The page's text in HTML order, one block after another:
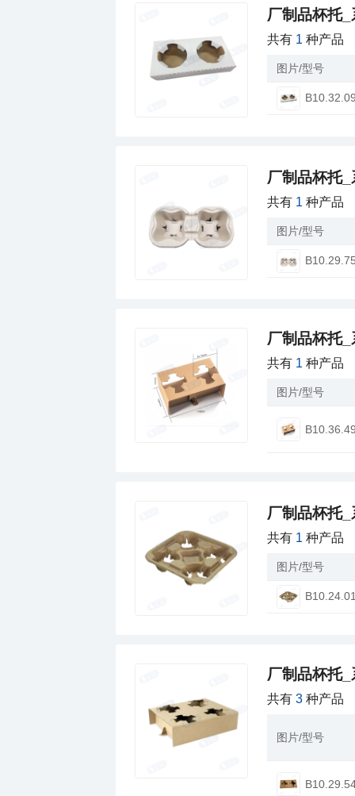
厂制品杯托
共有 1 种产品
图片/型号
厂制品杯托
共有 1 种产品
图片/型号
厂制品杯托
共有 1 种产品
图片/型号
厂制品杯托
共有 1 种产品
图片/型号
厂制品杯托
共有3 种产品
图片/型号